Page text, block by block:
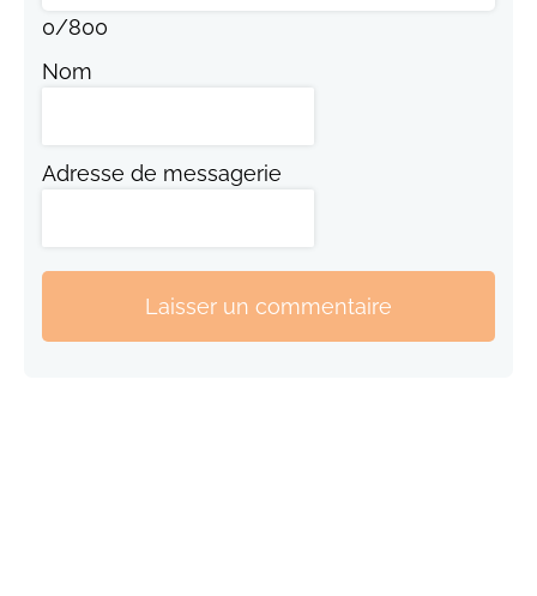
0/800
Nom
Adresse de messagerie
Laisser un commentaire